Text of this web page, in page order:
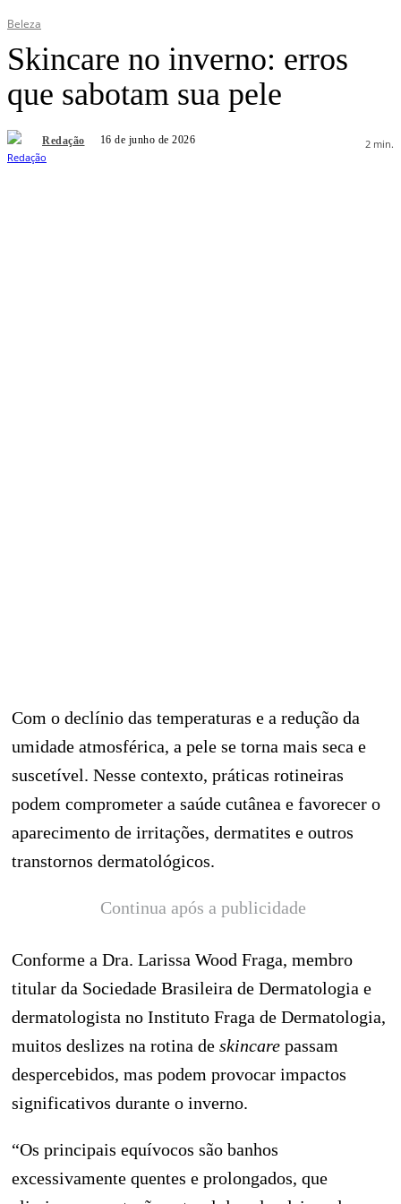
Beleza
Skincare no inverno: erros
que sabotam sua pele
Redação 16 de junho de 2026 2 min.
Com o declínio das temperaturas e a redução da
umidade atmosférica, a pele se torna mais seca e
suscetível. Nesse contexto, práticas rotineiras
podem comprometer a saúde cutânea e favorecer o
aparecimento de irritações, dermatites e outros
transtornos dermatológicos.
Continua após a publicidade
Conforme a Dra. Larissa Wood Fraga, membro
titular da Sociedade Brasileira de Dermatologia e
dermatologista no Instituto Fraga de Dermatologia,
muitos deslizes na rotina de skincare passam
despercebidos, mas podem provocar impactos
significativos durante o inverno.
“Os principais equívocos são banhos
excessivamente quentes e prolongados, que